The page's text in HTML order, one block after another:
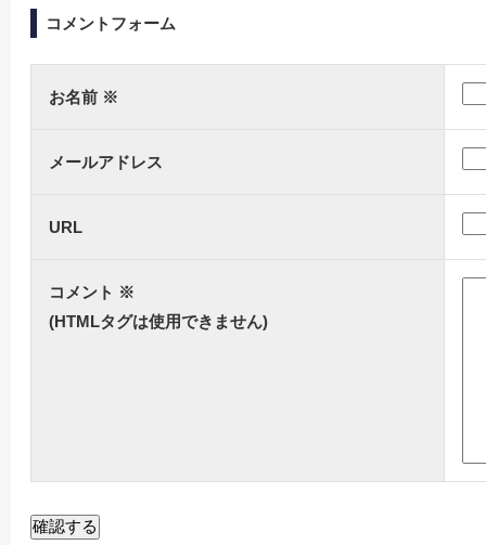
コメントフォーム
お名前 ※
メールアドレス
URL
コメント ※
(HTMLタグは使用できません)